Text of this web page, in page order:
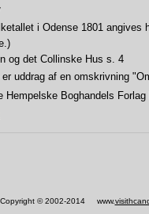
i Odense 1801 angives
og det Collinske Hus s. 4
er uddrag af en omskrivning
Hempelske Boghandels
Copyright © 2002-2014 www.